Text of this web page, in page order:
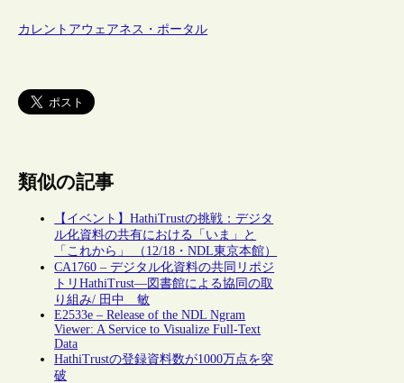
カレントアウェアネス・ポータル
類似の記事
【イベント】HathiTrustの挑戦：デジタ
ル化資料の共有における「いま」と
「これから」 （12/18・NDL東京本館）
CA1760 – デジタル化資料の共同リポジ
トリHathiTrust―図書館による協同の取
り組み/ 田中 敏
E2533e – Release of the NDL Ngram
Viewer: A Service to Visualize Full-Text
Data
HathiTrustの登録資料数が1000万点を突
破